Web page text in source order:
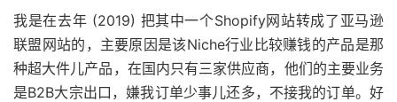
我是在去年 (2019) 把其中一个Shopify网站转成了亚马逊
联盟网站的，主要原因是该Niche行业比较赚钱的产品是那
种超大件儿产品，在国内只有三家供应商，他们的主要业务
是B2B大宗出口，嫌我订单少事儿还多，不接我的订单。好